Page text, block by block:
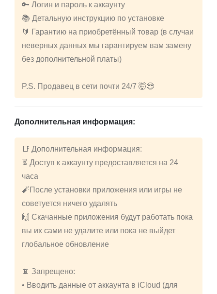
🔑 Логин и пароль к аккаунту
📚 Детальную инструкцию по установке
🔰 Гарантию на приобретённый товар (в случаи
неверных данных мы гарантируем вам замену
без дополнительной платы)
P.S. Продавец в сети почти 24/7 🤯😎
Дополнительная информация:
📑 Дополнительная информация:
⏳ Доступ к аккаунту предоставляется на 24
часа
🧨После установки приложения или игры не
советуется ничего удалять
🙌 Скачанные приложения будут работать пока
вы их сами не удалите или пока не выйдет
глобальное обновление
📵 Запрещено:
• Вводить данные от аккаунта в iCloud (для